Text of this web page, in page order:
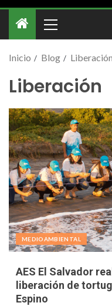
Inicio Blog Liberación
Liberación
MEDIOAMBIENTAL
AES El Salvador
liberación de
Espino